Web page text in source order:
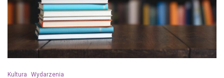
Kultura Wydarzenia